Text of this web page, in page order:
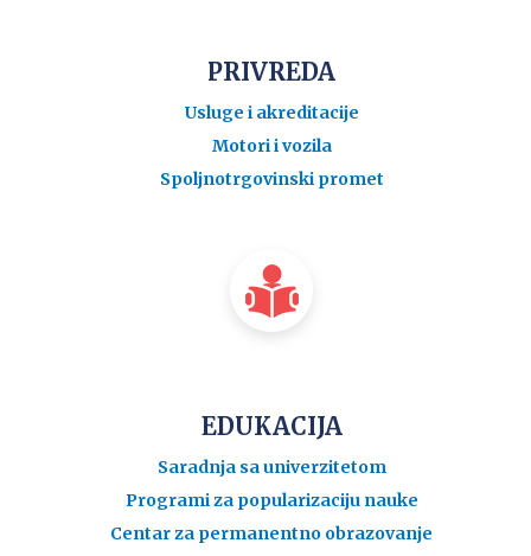
PRIVREDA
Usluge i akreditacije
Motori i vozila
Spoljnotrgovinski promet
EDUKACIJA
Saradnja sa univerzitetom
Programi za popularizaciju nauke
Centar za permanentno obrazovanje